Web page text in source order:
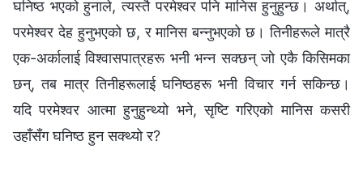
घनिष्ठ भएको हुनाले, त्यस्तै परमेश्‍वर पनि मानिस हुनुहुन्छ। अर्थात्,
परमेश्‍वर देह हुनुभएको छ, र मानिस बन्नुभएको छ। तिनीहरूले मात्रै
एक-अर्कालाई विश्‍वासपात्रहरू भनी भन्न सक्छन्‌ जो एकै किसिमका
छन्, तब मात्र तिनीहरूलाई घनिष्ठहरू भनी विचार गर्न सकिन्छ।
यदि परमेश्‍वर आत्मा हुनुहुन्थ्यो भने, सृष्टि गरिएको मानिस कसरी
उहाँसँग घनिष्ठ हुन सक्थ्यो र?